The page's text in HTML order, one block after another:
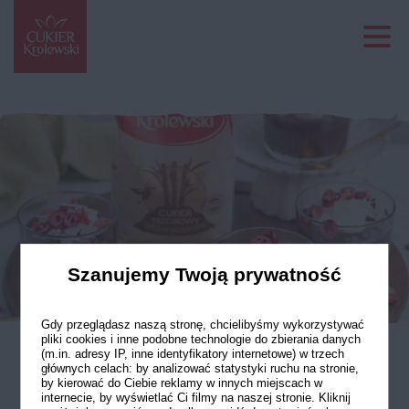
Mus czekoladowy
Szanujemy Twoją prywatność
Gdy przeglądasz naszą stronę, chcielibyśmy wykorzystywać
pliki cookies i inne podobne technologie do zbierania danych
(m.in. adresy IP, inne identyfikatory internetowe) w trzech
głównych celach: by analizować statystyki ruchu na stronie,
by kierować do Ciebie reklamy w innych miejscach w
internecie, by wyświetlać Ci filmy na naszej stronie. Kliknij